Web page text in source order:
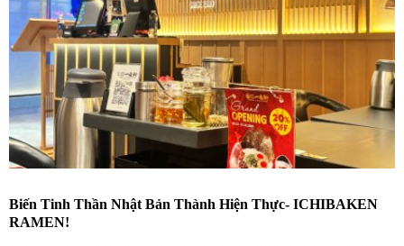
Biến Tinh Thần Nhật Bản Thành Hiện Thực- ICHIBAKEN
RAMEN!